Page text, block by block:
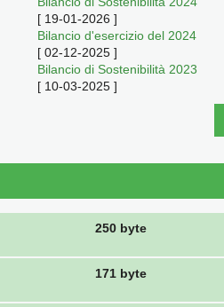
[ 19-01-2026 ]
Bilancio d'esercizio del 2024
[ 02-12-2025 ]
Bilancio di Sostenibilità 2023
[ 10-03-2025 ]
250 byte
171 byte